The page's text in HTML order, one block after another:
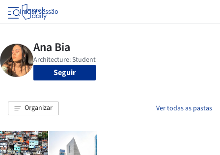
Iniciar sessão
Seguir
Organizar Ver todas as pastas